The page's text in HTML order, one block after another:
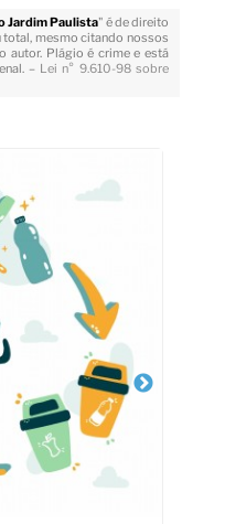
Jardim Paulista" é de direito
total, mesmo citando nossos
autor. Plágio é crime e está
– Lei n° 9.610-98 sobre